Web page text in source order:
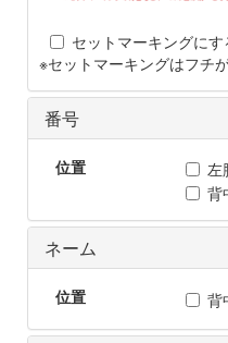
セットマーキングにす
※セットマーキングはフチ
番号
位置 左
背
ネーム
位置 背